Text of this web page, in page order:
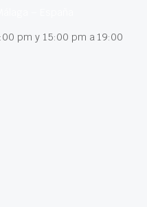
pm y 15:00 pm a 19:00